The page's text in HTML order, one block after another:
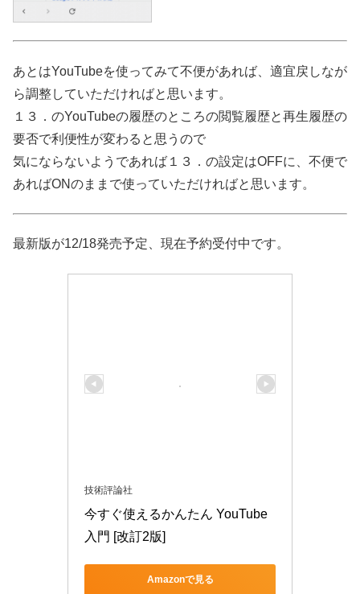
あとはYouTubeを使ってみて不便があれば、適宜戻しなが
ら調整していただければと思います。
１３．のYouTubeの履歴のところの閲覧履歴と再生履歴の
要否で利便性が変わると思うので
気にならないようであれば１３．の設定はOFFに、不便で
あればONのままで使っていただければと思います。
最新版が12/18発売予定、現在予約受付中です。
技術評論社
今すぐ使えるかんたん YouTube
入門 [改訂2版]
Amazonで見る